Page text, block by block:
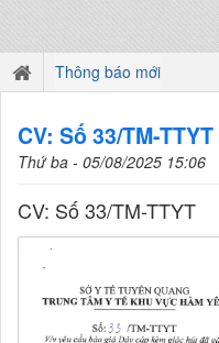
Thông báo mới
CV: Số 33/TM-TTYT
Thứ ba - 05/08/2025 15:06
CV: Số 33/TM-TTYT